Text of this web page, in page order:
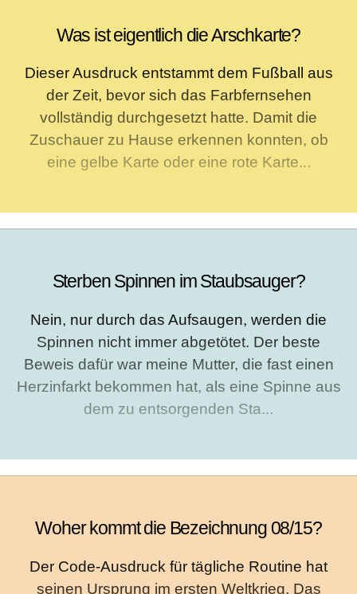
Was ist eigentlich die Arschkarte?
Dieser Ausdruck entstammt dem Fußball aus
der Zeit, bevor sich das Farbfernsehen
vollständig durchgesetzt hatte. Damit die
Zuschauer zu Hause erkennen konnten, ob
eine gelbe Karte oder eine rote Karte...
Sterben Spinnen im Staubsauger?
Nein, nur durch das Aufsaugen, werden die
Spinnen nicht immer abgetötet. Der beste
Beweis dafür war meine Mutter, die fast einen
Herzinfarkt bekommen hat, als eine Spinne aus
dem zu entsorgenden Sta...
Woher kommt die Bezeichnung 08/15?
Der Code-Ausdruck für tägliche Routine hat
seinen Ursprung im ersten Weltkrieg. Das